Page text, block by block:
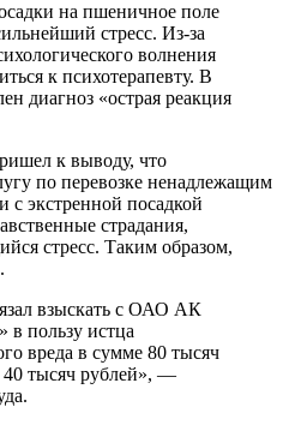
на пшеничное поле
стресс. Из-за
волнения
к психотерапевту. В
диагноз «острая реакция
к выводу, что
по перевозке ненадлежащим
с экстренной посадкой
страдания,
стресс. Таким образом,
взыскать с ОАО АК
в пользу истца
вреда в сумме 80 тысяч
тысяч рублей», —